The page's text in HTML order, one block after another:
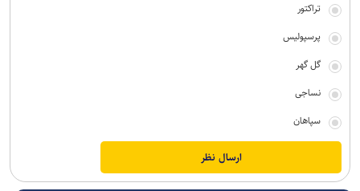
تراکتور
پرسپولیس
گل گهر
نساجی
سپاهان